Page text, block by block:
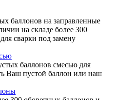
баллонов на заправленные
на складе более 300
сварки под замену
баллонов смесью для
Ваш пустой баллон или наш